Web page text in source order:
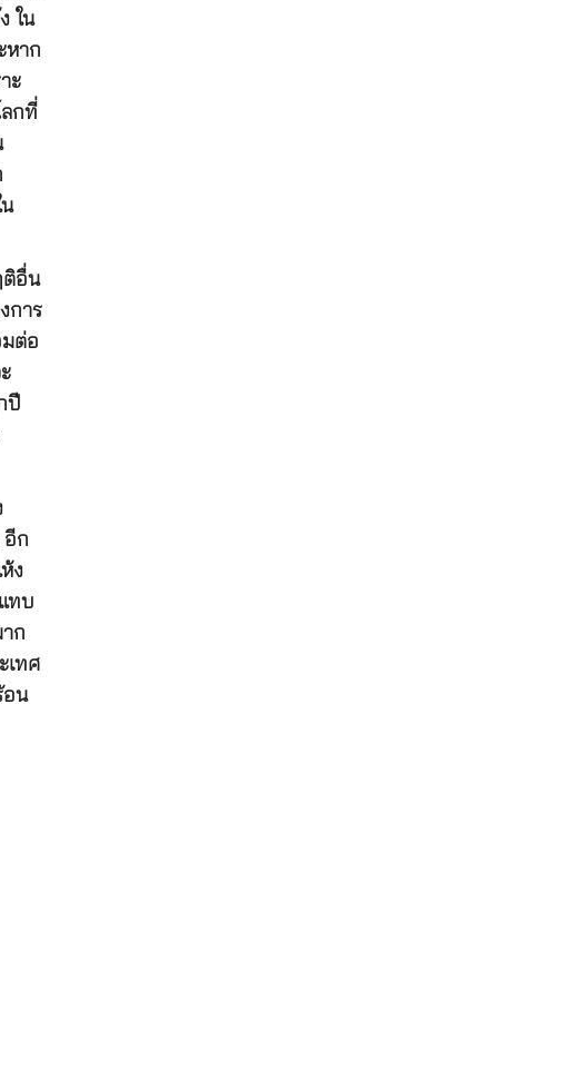
ใน
หาก
ะ
ลกที่
ติอื่น
การ
มต่อ
ปี
อีก
ง
ทบ
ก
เทศ
อน